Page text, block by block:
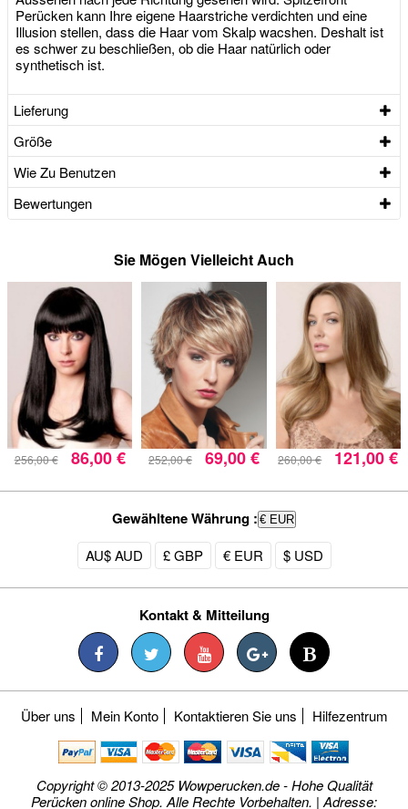
Perücken kann Ihre eigene Haarstriche verdichten und eine
Illusion stellen, dass die Haar vom Skalp wacshen. Deshalt ist
es schwer zu beschließen, ob die Haar natürlich oder
synthetisch ist.
Lieferung
Größe
Wie Zu Benutzen
Bewertungen
Sie Mögen Vielleicht Auch
256,00 € 86,00 € 252,00 € 69,00 € 260,00 € 121,00 €
Gewähltene Währung : € EUR
AU$ AUD £ GBP € EUR $ USD
Kontakt & Mitteilung
Über uns Mein Konto Kontaktieren Sie uns Hilfezentrum
Copyright © 2013-2025 Wowperucken.de - Hohe Qualität
Perücken online Shop. Alle Rechte Vorbehalten. | Adresse: